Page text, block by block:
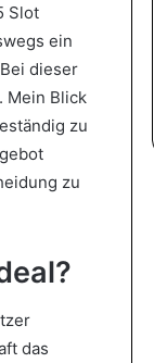
Slot
ein
dieser
Mein Blick
zu
zu
das